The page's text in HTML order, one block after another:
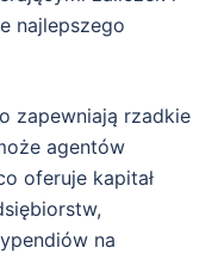
najlepszego
zapewniają rzadkie
agentów
oferuje kapitał
na